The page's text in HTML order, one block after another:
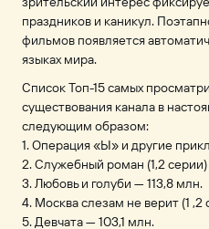
праздников и каникул.
фильмов появляется
языках мира.
Список Топ-15 самых
существования канала в
следующим образом:
1. Операция «Ы» и другие
2. Служебный роман (1,2
3. Любовь и голуби — 113,8 млн.
4. Москва слезам не верит (1
5. Девчата — 103,1 млн.